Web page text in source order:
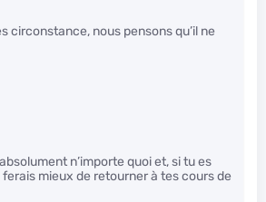
circonstance, nous pensons qu’il ne
n’importe quoi et, si tu es
mieux de retourner à tes cours de